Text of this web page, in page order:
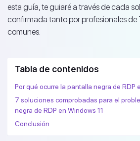
esta guía, te guiaré a través de cada
confirmada tanto por profesionales de
comunes.
Tabla de contenidos
Por qué ocurre la pantalla negra de RDP
7 soluciones comprobadas para el
negra de RDP en Windows 11
Conclusión